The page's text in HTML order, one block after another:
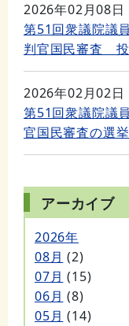
2026年02月08日
第51回衆議院議
判官国民審査
2026年02月02日
第51回衆議院議
官国民審査の選
アーカイブ
2026年
08月 (2)
07月 (15)
06月 (8)
05月 (14)